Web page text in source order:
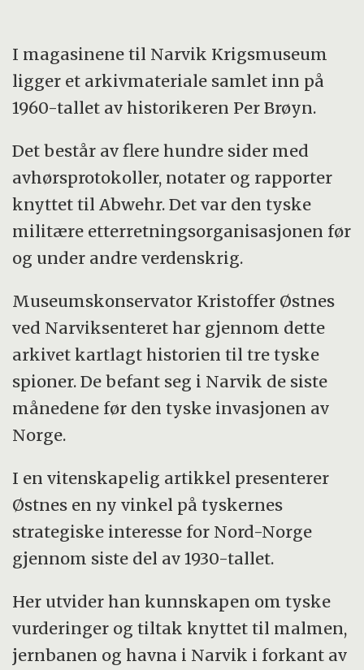
I magasinene til Narvik Krigsmuseum
ligger et arkivmateriale samlet inn på
1960-tallet av historikeren Per Brøyn.
Det består av flere hundre sider med
avhørsprotokoller, notater og rapporter
knyttet til Abwehr. Det var den tyske
militære etterretningsorganisasjonen før
og under andre verdenskrig.
Museumskonservator Kristoffer Østnes
ved Narviksenteret har gjennom dette
arkivet kartlagt historien til tre tyske
spioner. De befant seg i Narvik de siste
månedene før den tyske invasjonen av
Norge.
I en vitenskapelig artikkel presenterer
Østnes en ny vinkel på tyskernes
strategiske interesse for Nord-Norge
gjennom siste del av 1930-tallet.
Her utvider han kunnskapen om tyske
vurderinger og tiltak knyttet til malmen,
jernbanen og havna i Narvik i forkant av